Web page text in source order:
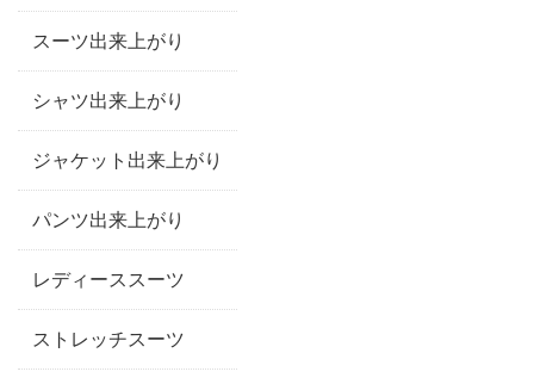
スーツ出来上がり
シャツ出来上がり
ジャケット出来上がり
パンツ出来上がり
レディーススーツ
ストレッチスーツ